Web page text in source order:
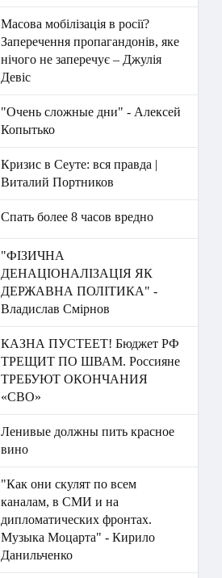
Масова мобілізація в росії?
Заперечення пропагандонів, яке
нічого не заперечує – Джулія
Девіс
"Очень сложные дни" - Алексей
Копытько
Кризис в Сеуте: вся правда |
Виталий Портников
Спать более 8 часов вредно
"ФІЗИЧНА
ДЕНАЦІОНАЛІЗАЦІЯ ЯК
ДЕРЖАВНА ПОЛІТИКА" -
Владислав Смірнов
КАЗНА ПУСТЕЕТ! Бюджет РФ
ТРЕЩИТ ПО ШВАМ. Россияне
ТРЕБУЮТ ОКОНЧАНИЯ
«СВО»
Ленивые должны пить красное
вино
"Как они скулят по всем
каналам, в СМИ и на
дипломатических фронтах.
Музыка Моцарта" - Кирило
Данильченко